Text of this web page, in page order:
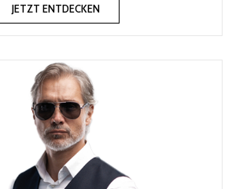
JETZT ENTDECKEN